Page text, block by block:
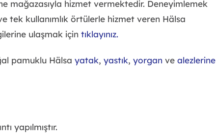
mağazasıyla hizmet vermektedir. Deneyimlemek
tek kullanımlık örtülerle hizmet veren Hälsa
ulaşmak için tıklayınız.
pamuklu Hälsa yatak, yastık, yorgan ve alezlerine
yapılmıştır.